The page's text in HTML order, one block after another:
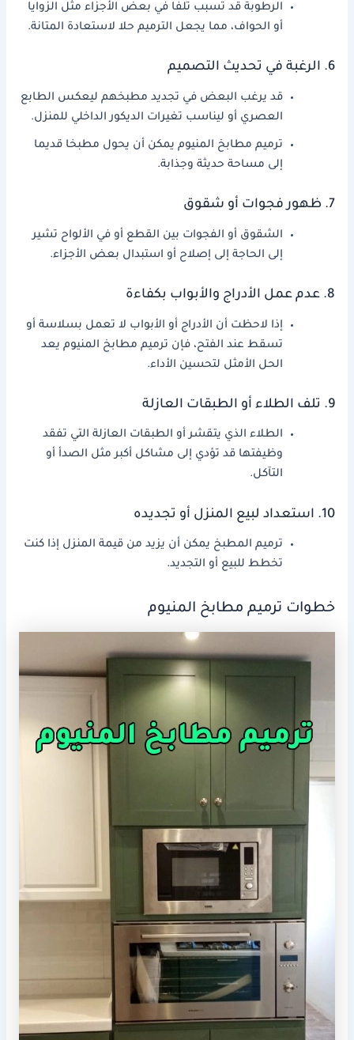
الرطوبة قد تسبب تلفا في بعض الأجزاء مثل الزوايا
أو الحواف، مما يجعل الترميم حلا لاستعادة المتانة.
6. الرغبة في تحديث التصميم
قد يرغب البعض في تجديد مطبخهم ليعكس الطابع
العصري أو ليناسب تغيرات الديكور الداخلي للمنزل.
ترميم مطابخ المنيوم يمكن أن يحول مطبخا قديما
إلى مساحة حديثة وجذابة.
7. ظهور فجوات أو شقوق
الشقوق أو الفجوات بين القطع أو في الألواح تشير
إلى الحاجة إلى إصلاح أو استبدال بعض الأجزاء.
8. عدم عمل الأدراج والأبواب بكفاءة
إذا لاحظت أن الأدراج أو الأبواب لا تعمل بسلاسة أو
تسقط عند الفتح، فإن ترميم مطابخ المنيوم يعد
الحل الأمثل لتحسين الأداء.
9. تلف الطلاء أو الطبقات العازلة
الطلاء الذي يتقشر أو الطبقات العازلة التي تفقد
وظيفتها قد تؤدي إلى مشاكل أكبر مثل الصدأ أو
التآكل.
10. استعداد لبيع المنزل أو تجديده
ترميم المطبخ يمكن أن يزيد من قيمة المنزل إذا كنت
تخطط للبيع أو التجديد.
خطوات ترميم مطابخ المنيوم